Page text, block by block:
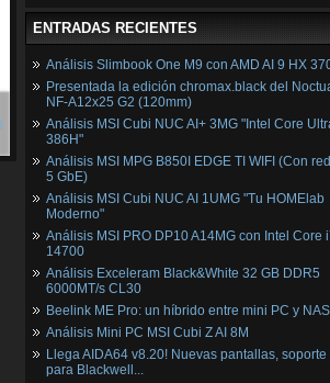
ENTRADAS RECIENTES
Análisis Slimbook One M9 con AMD AI 9 HX
Presentada la edición chromax.black del
NF‑A12x25 G2 (120mm)
Análisis MSI Cubi NUC AI+ 3MG "Intel Core
386H"
Análisis MSI MPG B850I EDGE TI WIFI (Con
5 GbE)
Análisis MSI Cubi NUC AI 1UMG "Tu HOMElab
Moderno"
Análisis MSI PRO DP10 A14MG con Intel Core
14700
Análisis Exceleram Black&White 32 GB DDR5
6000MT/s CL30
Beelink ME Pro: un híbrido entre mini PC y NAS
Análisis Mini PC MSI Cubi Z AI 8M
Llega AIDA64 v8.20! Nuevas pantallas, soporte
para Blackwell...